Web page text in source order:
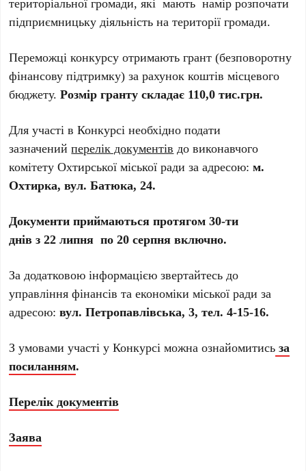
підприємницьку діяльність на території громади.
Переможці конкурсу отримають грант (безповоротну
фінансову підтримку) за рахунок коштів місцевого
бюджету.Розмір гранту складає 110,0 тис.грн.
Для участі в Конкурсі необхідно подати
зазначенийперелік документів до виконавчого
комітету Охтирської міської ради за адресою:м.
Охтирка, вул. Батюка, 24.
Документи приймаються протягом 30-ти
днівз 22 липня по 20 серпнявключно.
За додатковою інформацією звертайтесь до
управління фінансів та економіки міської ради за
адресою:вул. Петропавлівська, 3, тел. 4-15-16.
З умовами участі у Конкурсі можна ознайомитись за
посиланням.
Перелік документів
Заява